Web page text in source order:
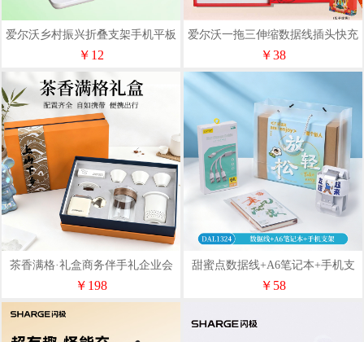
爱尔沃乡村振兴折叠支架手机平板
通用可升降
￥12
爱尔沃一拖三伸缩数据线插头快充
套装
￥38
茶香满格·礼盒商务伴手礼企业会
议礼品茶具旅行组合
￥198
甜蜜点数据线+A6笔记本+手机支
架礼品套装DAL1324
￥58